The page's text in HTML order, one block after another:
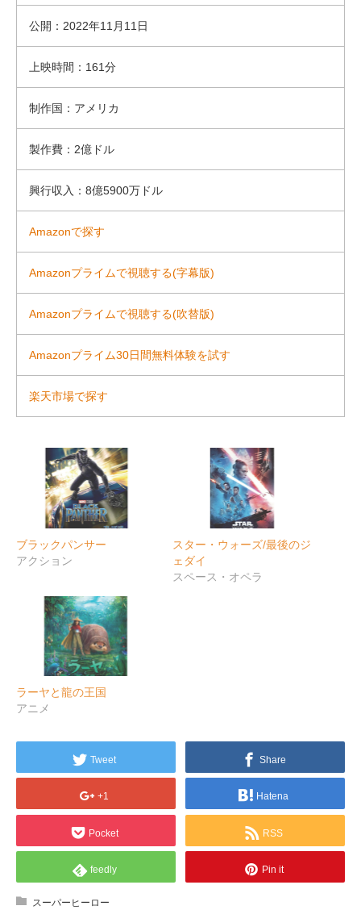
公開：2022年11月11日
上映時間：161分
制作国：アメリカ
製作費：2億ドル
興行収入：8億5900万ドル
Amazonで探す
Amazonプライムで視聴する(字幕版)
Amazonプライムで視聴する(吹替版)
Amazonプライム30日間無料体験を試す
楽天市場で探す
ブラックパンサー
アクション
スター・ウォーズ/最後のジ
ェダイ
スペース・オペラ
ラーヤと龍の王国
アニメ
Tweet Share
+1 Hatena
Pocket RSS
feedly Pin it
スーパーヒーロー